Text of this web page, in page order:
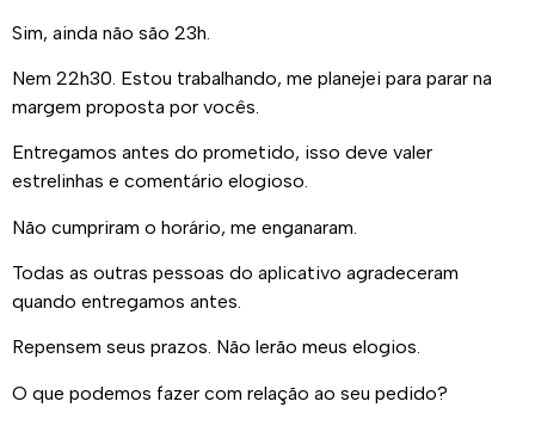
Sim, ainda não são 23h.
Nem 22h30. Estou trabalhando, me planejei para parar na
margem proposta por vocês.
Entregamos antes do prometido, isso deve valer
estrelinhas e comentário elogioso.
Não cumpriram o horário, me enganaram.
Todas as outras pessoas do aplicativo agradeceram
quando entregamos antes.
Repensem seus prazos. Não lerão meus elogios.
O que podemos fazer com relação ao seu pedido?